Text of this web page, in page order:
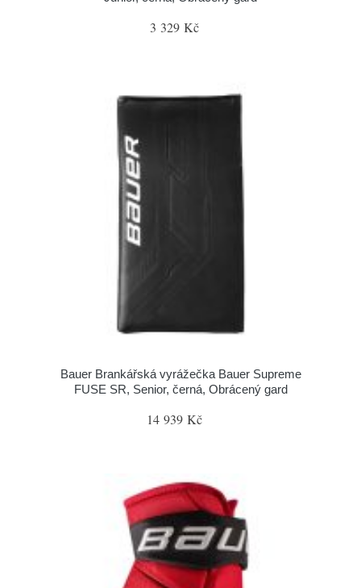
3 329 Kč
Bauer Brankářská vyrážečka Bauer Supreme
FUSE SR, Senior, černá, Obrácený gard
14 939 Kč